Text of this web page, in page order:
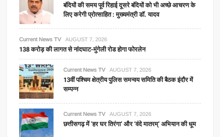
बंदियों की समय पूर्व रिहाई दूसरे बंदियों को भी अच्छे आचरण के
लिए करेगी प्रोत्साहित : मुख्यमंत्री डॉ. यादव
Current News TV AUGUST 7, 2026
138 करोड़ की लागत से नांदघाट-मुंगेली रोड होगा फोरलेन
Current News TV AUGUST 7, 2026
13वीं पश्चिम क्षेत्रीय पुलिस समन्वय समिति की बैठक इंदौर में
सम्पन्न
Current News TV AUGUST 7, 2026
छत्तीसगढ़ में ‘हर घर तिरंगा’ और ‘वंदे मातरम्’ अभियान की धूम